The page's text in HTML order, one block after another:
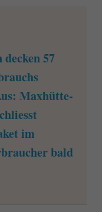
57
Maxhütte-
im
bald